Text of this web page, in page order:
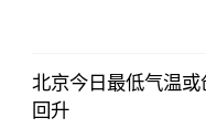
北京今日最低气温
回升